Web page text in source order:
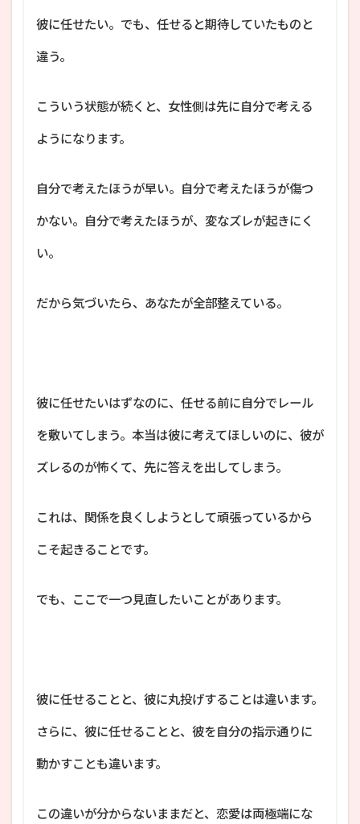
彼に任せたい。でも、任せると期待していたものと
違う。
こういう状態が続くと、女性側は先に自分で考える
ようになります。
自分で考えたほうが早い。自分で考えたほうが傷つ
かない。自分で考えたほうが、変なズレが起きにく
い。
だから気づいたら、あなたが全部整えている。
彼に任せたいはずなのに、任せる前に自分でレール
を敷いてしまう。本当は彼に考えてほしいのに、彼が
ズレるのが怖くて、先に答えを出してしまう。
これは、関係を良くしようとして頑張っているから
こそ起きることです。
でも、ここで一つ見直したいことがあります。
彼に任せることと、彼に丸投げすることは違います。
さらに、彼に任せることと、彼を自分の指示通りに
動かすことも違います。
この違いが分からないままだと、恋愛は両極端にな